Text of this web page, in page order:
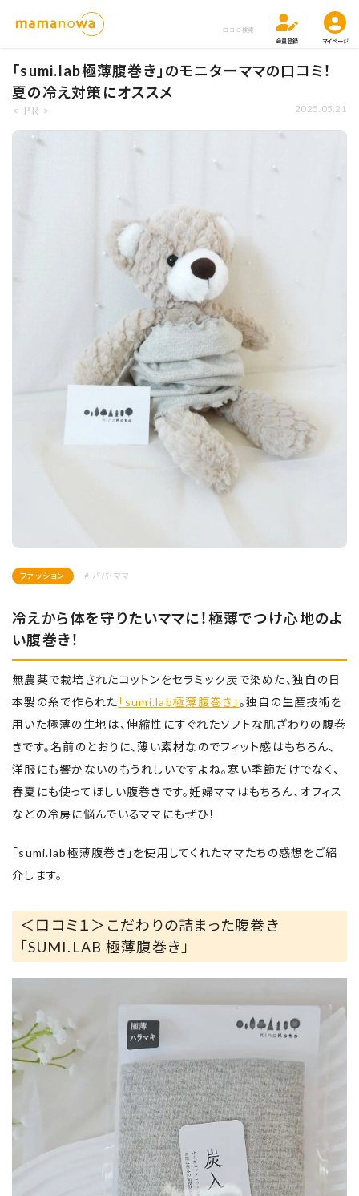
口コミ検索
会員登録
マイページ
「sumi.lab極薄腹巻き」のモニターママの口コミ！
夏の冷え対策にオススメ
< PR > 2025.05.21
ファッション # パパ・ママ
冷えから体を守りたいママに！極薄でつけ心地のよ
い腹巻き！
無農薬で栽培されたコットンをセラミック炭で染めた、独自の日
本製の糸で作られた 「sumi.lab極薄腹巻き」 。独自の生産技術を
用いた極薄の生地は、伸縮性にすぐれたソフトな肌ざわりの腹巻
きです。名前のとおりに、薄い素材なのでフィット感はもちろん、
洋服にも響かないのもうれしいですよね。寒い季節だけでなく、
春夏にも使ってほしい腹巻きです。妊婦ママはもちろん、オフィス
などの冷房に悩んでいるママにもぜひ！
「sumi.lab極薄腹巻き」を使用してくれたママたちの感想をご紹
介します。
＜口コミ１＞こだわりの詰まった腹巻き
「SUMI.LAB 極薄腹巻き」